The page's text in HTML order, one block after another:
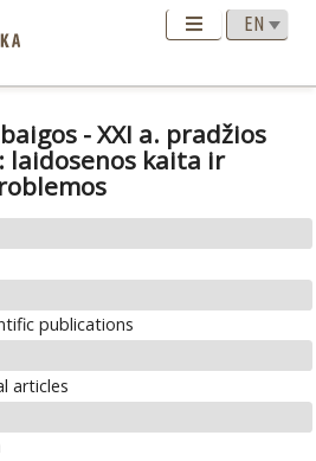
- XXI a. pradžios
laidosenos kaita ir
publications
articles